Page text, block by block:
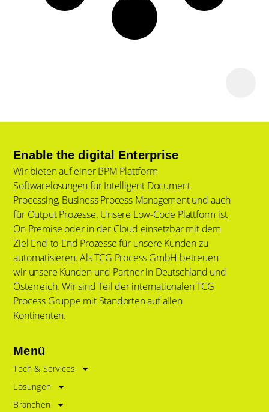
Enable the digital Enterprise
Wir bieten auf einer BPM Plattform
Softwarelösungen für Intelligent Document
Processing, Business Process Management und auch
für Output Prozesse. Unsere Low-Code Plattform ist
On Premise oder in der Cloud einsetzbar mit dem
Ziel End-to-End Prozesse für unsere Kunden zu
automatisieren. Als TCG Process GmbH betreuen
wir unsere Kunden und Partner in Deutschland und
Österreich. Wir sind Teil der internationalen TCG
Process Gruppe mit Standorten auf allen
Kontinenten.
Menü
Tech & Services
Lösungen
Branchen